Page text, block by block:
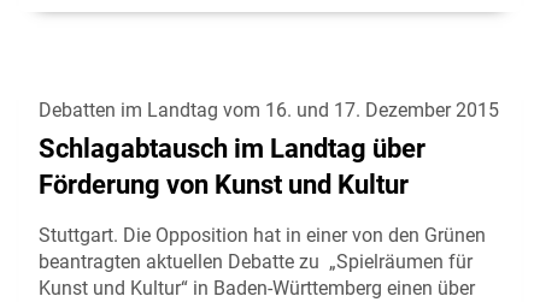
Debatten im Landtag vom 16. und 17. Dezember 2015
Schlagabtausch im Landtag über
Förderung von Kunst und Kultur
Stuttgart. Die Opposition hat in einer von den Grünen
beantragten aktuellen Debatte zu „Spielräumen für
Kunst und Kultur“ in Baden-Württemberg einen über